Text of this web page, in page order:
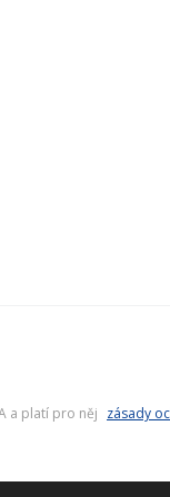
a platí pro něj zásady